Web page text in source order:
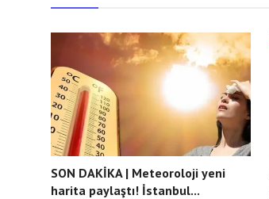
SON DAKİKA | Meteoroloji yeni
harita paylaştı! İstanbul...